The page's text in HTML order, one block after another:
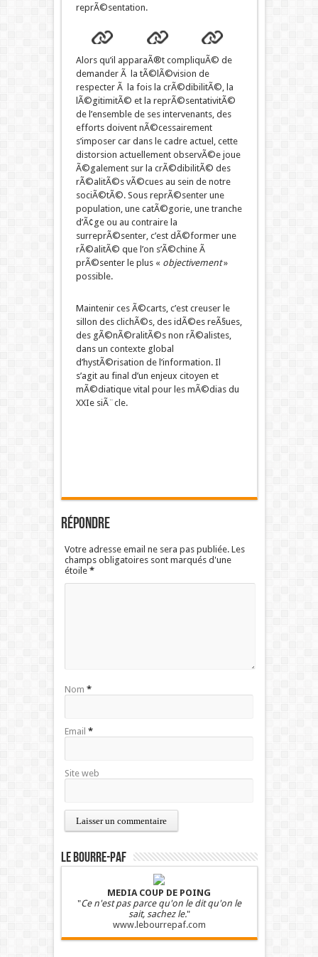
reprÃ©sentation.
Alors qu’il apparaÃ®t compliquÃ© de
demander Ã la tÃ©lÃ©vision de
respecter Ã la fois la crÃ©dibilitÃ©, la
lÃ©gitimitÃ© et la reprÃ©sentativitÃ©
de l’ensemble de ses intervenants, des
efforts doivent nÃ©cessairement
s’imposer car dans le cadre actuel, cette
distorsion actuellement observÃ©e joue
Ã©galement sur la crÃ©dibilitÃ© des
rÃ©alitÃ©s vÃ©cues au sein de notre
sociÃ©tÃ©. Sous reprÃ©senter une
population, une catÃ©gorie, une tranche
d’Ã¢ge ou au contraire la
surreprÃ©senter, c’est dÃ©former une
rÃ©alitÃ© que l’on s’Ã©chine Ã
prÃ©senter le plus « objectivement»
possible.
Maintenir ces Ã©carts, c’est creuser le
sillon des clichÃ©s, des idÃ©es reÃ§ues,
des gÃ©nÃ©ralitÃ©s non rÃ©alistes,
dans un contexte global
d’hystÃ©risation de l’information. Il
s’agit au final d’un enjeux citoyen et
mÃ©diatique vital pour les mÃ©dias du
XXIe siÃ¨cle.
Répondre
Votre adresse email ne sera pas publiée. Les
champs obligatoires sont marqués d'une
étoile *
Nom *
Email *
Site web
LE BOURRE-PAF
MEDIA COUP DE POING
"Ce n'est pas parce qu'on le dit qu'on le
sait, sachez le."
www.lebourrepaf.com